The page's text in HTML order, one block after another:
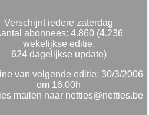
Verschijnt iedere zaterdag
abonnees: 4.860 (4.236
wekelijkse editie,
624 dagelijkse update)
van volgende editie: 30/3/2006
om 16.00h
mailen naar netties@netties.be